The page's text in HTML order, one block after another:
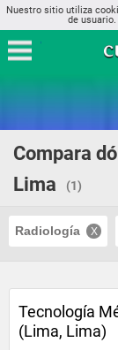
Nuestro sitio utiliza
de
Compara
Lima
(1)
Radiología
Tecnología
(Lima, Lima)